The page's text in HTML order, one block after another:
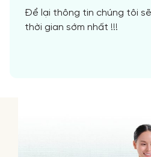
Để lại thông tin chúng tôi
thời gian sớm nhất !!!